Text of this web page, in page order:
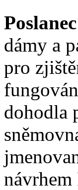
dámy a
pro
dohodla
návrhem